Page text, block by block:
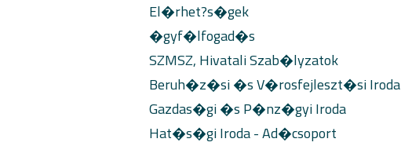
El�rhet?s�gek
�gyf�lfogad�s
SZMSZ, Hivatali Szab�lyzatok
Beruh�z�si �s V�rosfejleszt�si Iroda
Gazdas�gi �s P�nz�gyi Iroda
Hat�s�gi Iroda - Ad�csoport